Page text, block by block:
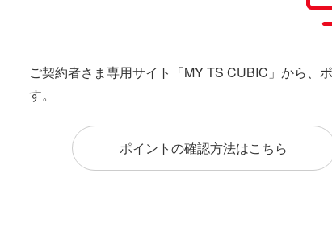
ご契約者さま専用サイト「MY TS CUBIC」から、
す。
ポイントの確認方法はこちら